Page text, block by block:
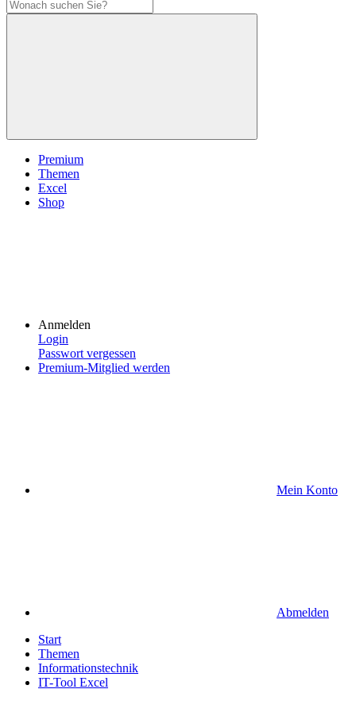
Premium
Themen
Excel
Shop
Anmelden
Login
Passwort vergessen
Premium-Mitglied werden
Mein Konto
Abmelden
Start
Themen
Informationstechnik
IT-Tool Excel